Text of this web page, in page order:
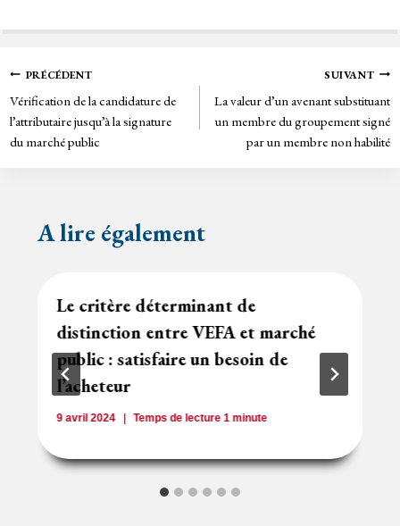
bo tt ail tF
rie
n
dl
y
Navigation
de
l’article
PRÉCÉDENT
Vérification de la candidature de
l’attributaire jusqu’à la signature
du marché public
SUIVANT
La valeur d’un avenant substituant
un membre du groupement signé
par un membre non habilité
A lire également
Le critère déterminant de
distinction entre VEFA et marché
public : satisfaire un besoin de
l’acheteur
9 avril 2024 Temps de lecture 1minute